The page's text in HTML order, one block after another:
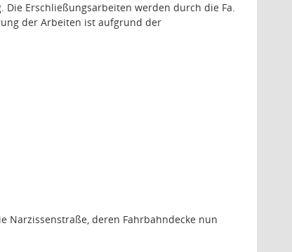
Erschließungsarbeiten werden durch die Fa.
der Arbeiten ist aufgrund der
Narzissenstraße, deren Fahrbahndecke nun